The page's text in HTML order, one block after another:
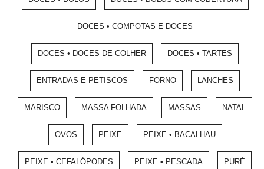
DOCES • COMPOTAS E DOCES
DOCES • DOCES DE COLHER DOCES • TARTES
ENTRADAS E PETISCOS FORNO LANCHES
MARISCO MASSA FOLHADA MASSAS NATAL
OVOS PEIXE PEIXE • BACALHAU
PEIXE • CEFALÓPODES PEIXE • PESCADA PURÉ